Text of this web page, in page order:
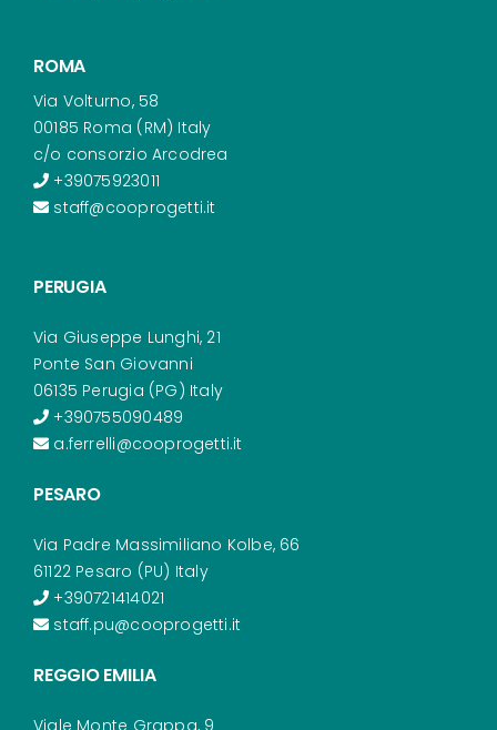
ROMA
Via Volturno, 58
00185 Roma (RM) Italy
c/o consorzio Arcodrea
+39075923011
staff@cooprogetti.it
PERUGIA
Via Giuseppe Lunghi, 21
Ponte San Giovanni
06135 Perugia (PG) Italy
+390755090489
a.ferrelli@cooprogetti.it
PESARO
Via Padre Massimiliano Kolbe, 66
61122 Pesaro (PU) Italy
+390721414021
staff.pu@cooprogetti.it
REGGIO EMILIA